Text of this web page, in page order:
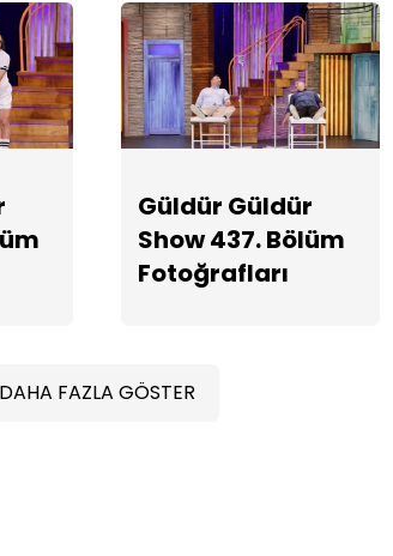
Güldür Güldür
Show 437. Bölüm
Fotoğrafları
DAHA FAZLA GÖSTER